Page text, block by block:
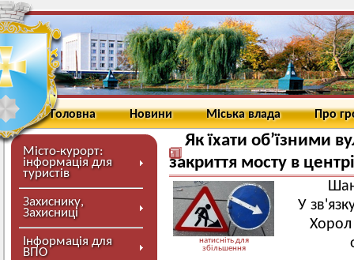
Головна Новини Міська влада Про
Місто-курорт:
інформація для
туристів
Захиснику,
Захисниці
Інформація для
ВПО
Як їхати об’їзними
закриття мосту в
натисніть для
збільшення
У
Хорол